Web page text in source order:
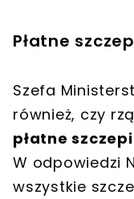
Płatne
Szefa
również, czy
płatne
W odpowiedzi
wszystkie